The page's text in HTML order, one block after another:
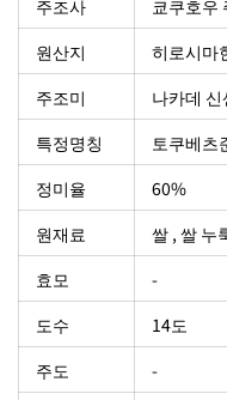
주조사
쿄쿠호우
원산지
히로시마
주조미
나카데
특정명칭
토쿠베츠
정미율
60%
원재료
쌀 , 쌀 누
효모
-
도수
14도
주도
-